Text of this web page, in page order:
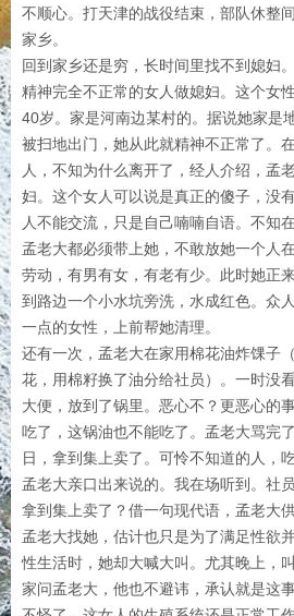
不顺心。打天津的战役结束，部队休整
家乡。
回到家乡还是穷，长时间里找不到媳妇
精神完全不正常的女人做媳妇。这个女
40岁。家是河南边某村的。据说她家是
被扫地出门，她从此就精神不正常了。
人，不知为什么离开了，经人介绍，孟
妇。这个女人可以说是真正的傻子，没
人不能交流，只是自己喃喃自语。不知
孟老大都必须带上她，不敢放她一个人
劳动，有男有女，有老有少。此时她正
到路边一个小水坑旁洗，水成红色。众
一点的女性，上前帮她清理。
还有一次，孟老大在家用棉花油炸馃子
花，用棉籽换了油分给社员）。一时没
大便，放到了锅里。恶心不？更恶心的
吃了，这锅油也不能吃了。孟老大骂完
日，拿到集上卖了。可怜不知道的人，
孟老大亲口出来说的。我在场听到。社
拿到集上卖了？借一句现代语，孟老大供
孟老大找她，估计也只是为了满足性欲
性生活时，她却大喊大叫。尤其晚上，
家问孟老大，他也不避讳，承认就是这